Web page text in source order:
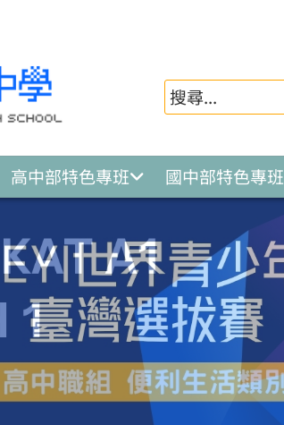
高中部特色專班 國中部特色專班